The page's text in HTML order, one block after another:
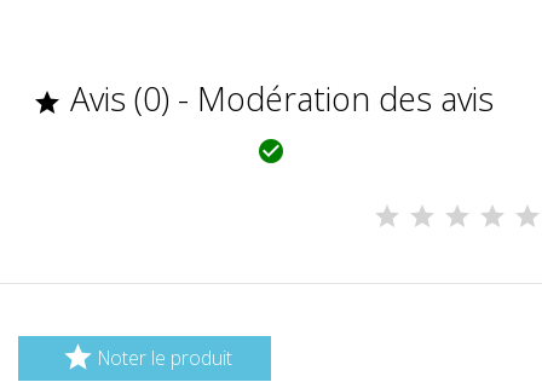
 Avis (0) - Modération des avis

 Noter le produit